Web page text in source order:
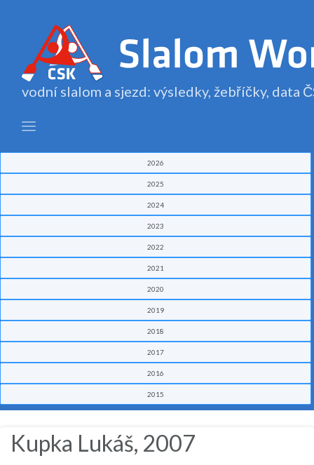
vodní slalom a sjezd: výsledky, žebříčky, data
2026
2025
2024
2023
2022
2021
2020
2019
2018
2017
2016
2015
Kupka Lukáš, 2007